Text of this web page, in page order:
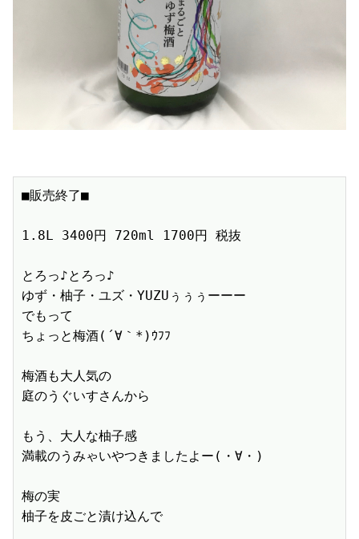
■販売終了■
1.8L 3400円 720ml 1700円 税抜
とろっ♪とろっ♪
ゆず・柚子・ユズ・YUZUぅぅぅーーー
でもって
ちょっと梅酒(´∀｀*)ｳﾌﾌ
梅酒も大人気の
庭のうぐいすさんから
もう、大人な柚子感
満載のうみゃいやつきましたよー(・∀・)
梅の実
柚子を皮ごと漬け込んで